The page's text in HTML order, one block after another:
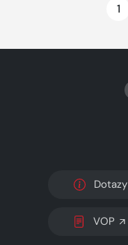
1
Dotazy
VOP